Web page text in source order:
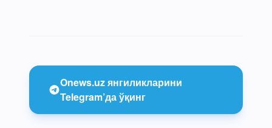
Onews.uz янгиликларини
Telegram’да ўқинг